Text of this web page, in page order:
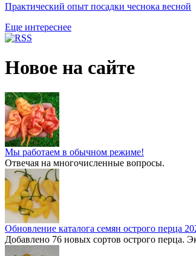
Практический опыт посадки чеснока весной
Еще интереснее
Новое на сайте
Мы работаем в обычном режиме!
Отвечая на многочисленные вопросы.
Обновление каталога семян острого перца
Добавлено 76 новых сортов острого перца.